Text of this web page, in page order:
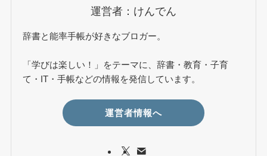
運営者：けんでん
辞書と能率手帳が好きなブロガー。
「学びは楽しい！」をテーマに、辞書・教育・子育
て・IT・手帳などの情報を発信しています。
運営者情報へ